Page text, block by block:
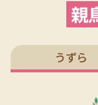
親
うずら